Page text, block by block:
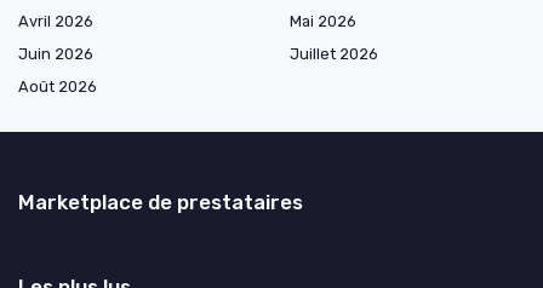
Avril 2026
Mai 2026
Juin 2026
Juillet 2026
Août 2026
Marketplace de prestataires